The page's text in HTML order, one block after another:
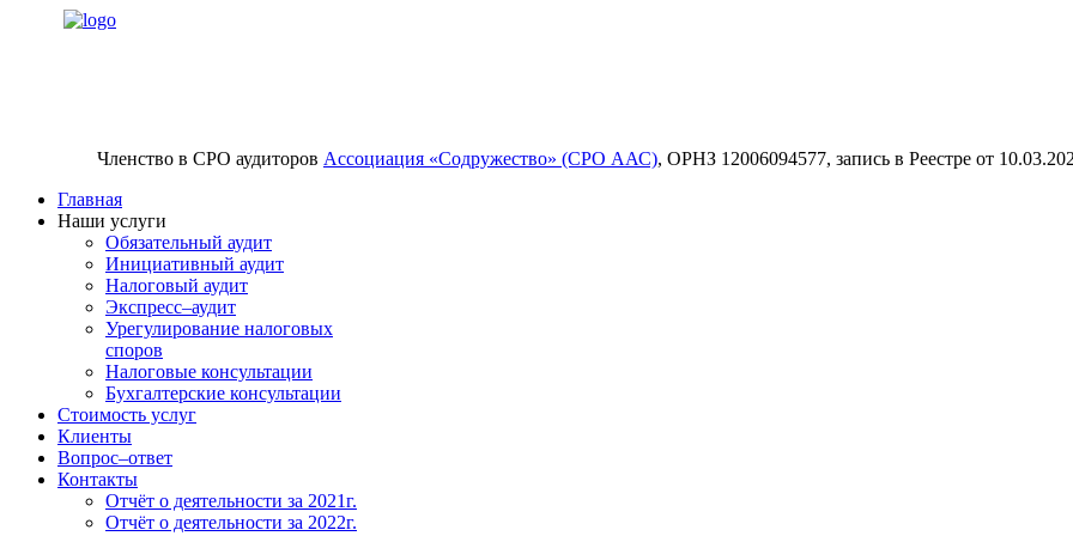
Членство в СРО аудиторов Ассоциация «Содружество» (СРО ААС), ОРНЗ 12006094577, запись в Реестре от
Главная
Наши услуги
Обязательный аудит
Инициативный аудит
Налоговый аудит
Экспресс–аудит
Урегулирование налоговых
споров
Налоговые консультации
Бухгалтерские консультации
Стоимость услуг
Клиенты
Вопрос–ответ
Контакты
Отчёт о деятельности за 2021г.
Отчёт о деятельности за 2022г.